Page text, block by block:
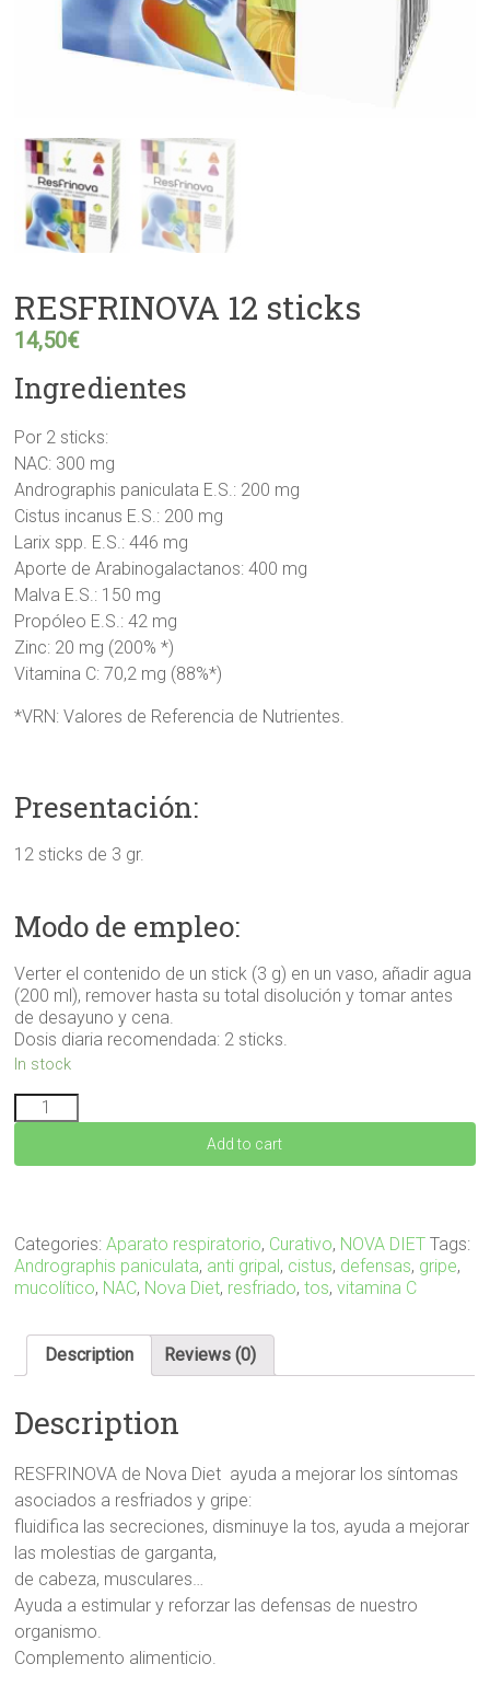
RESFRINOVA 12 sticks
14,50€
Ingredientes
Por 2 sticks:
NAC: 300 mg
Andrographis paniculata E.S.: 200 mg
Cistus incanus E.S.: 200 mg
Larix spp. E.S.: 446 mg
Aporte de Arabinogalactanos: 400 mg
Malva E.S.: 150 mg
Propóleo E.S.: 42 mg
Zinc: 20 mg (200% *)
Vitamina C: 70,2 mg (88%*)
*VRN: Valores de Referencia de Nutrientes.
Presentación:
12 sticks de 3 gr.
Modo de empleo:
Verter el contenido de un stick (3 g) en un vaso, añadir agua
(200 ml), remover hasta su total disolución y tomar antes
de desayuno y cena.
Dosis diaria recomendada: 2 sticks.
In stock
RESFRINOVA
12
quantity
Add to cart
Categories:Aparato respiratorio, Curativo, NOVA DIET Tags:
Andrographis paniculata, anti gripal , cistus, defensas, gripe,
mucolítico, NAC, Nova Diet, resfriado,tos,vitamina C
Description Reviews (0)
Description
RESFRINOVA de Nova Diet ayuda a mejorar los síntomas
asociados a resfriados y gripe:
fluidifica las secreciones, disminuye la tos, ayuda a mejorar
las molestias de garganta,
de cabeza, musculares…
Ayuda a estimular y reforzar las defensas de nuestro
organismo.
Complemento alimenticio.